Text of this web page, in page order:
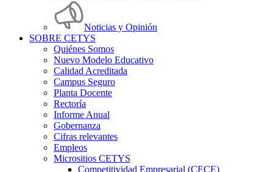
Noticias y Opinión
SOBRE CETYS
Quiénes Somos
Nuevo Modelo Educativo
Calidad Acreditada
Campus Seguro
Planta Docente
Rectoría
Informe Anual
Gobernanza
Cifras relevantes
Empleos
Micrositios CETYS
Competitividad Empresarial (CECE)